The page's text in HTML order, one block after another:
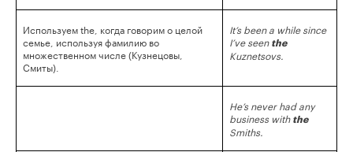
Используем the, когда говорим о целой
семье, используя фамилию во
множественном числе (Кузнецовы,
Смиты).
It’s been a while since
I’ve seen the
Kuznetsovs.
He’s never had any
business with the
Smiths.